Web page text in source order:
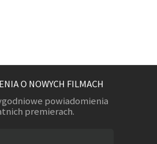
O NOWYCH FILMACH
powiadomienia
premierach.